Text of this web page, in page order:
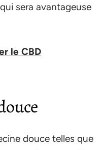
sera avantageuse
le CBD
douce telles que